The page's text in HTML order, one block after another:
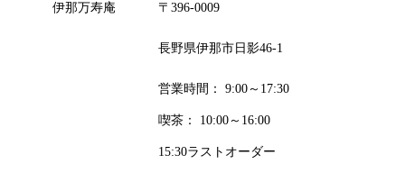
伊那万寿庵 〒396-0009
長野県伊那市日影46-1
営業時間： 9:00～17:30
喫茶： 10:00～16:00
15:30ラストオーダー